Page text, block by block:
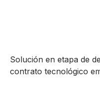
Solución en etapa de
contrato tecnológico